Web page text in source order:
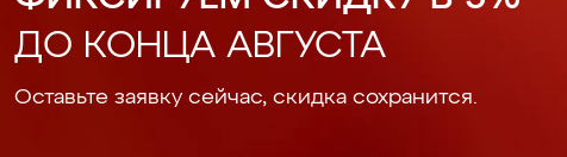
ДО КОНЦА АВГУСТА
Оставьте заявку сейчас, скидка сохранится.